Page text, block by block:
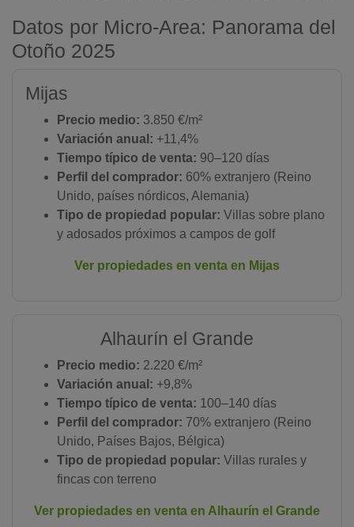
Datos por Micro-Area: Panorama del
Otoño 2025
Mijas
Precio medio: 3.850 €/m²
Variación anual: +11,4%
Tiempo típico de venta: 90–120 días
Perfil del comprador: 60% extranjero (Reino
Unido, países nórdicos, Alemania)
Tipo de propiedad popular: Villas sobre plano
y adosados próximos a campos de golf
Ver propiedades en venta en Mijas
Alhaurín el Grande
Precio medio: 2.220 €/m²
Variación anual: +9,8%
Tiempo típico de venta: 100–140 días
Perfil del comprador: 70% extranjero (Reino
Unido, Países Bajos, Bélgica)
Tipo de propiedad popular: Villas rurales y
fincas con terreno
Ver propiedades en venta en Alhaurín el Grande